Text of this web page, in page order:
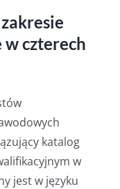
w czterech
katalog
w
jest w języku